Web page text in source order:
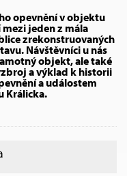
opevnění v objektu
jeden z mála
zrekonstruovaných
Návštěvníci u nás
objekt, ale také
a výklad k historii
a událostem
Králicka.